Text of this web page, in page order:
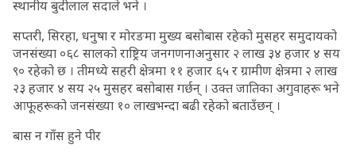
स्थानीय बुदीलाल सदाले भने ।
सप्तरी, सिरहा, धनुषा र मोरङमा मुख्य बसोबास रहेको मुसहर समुदायको
जनसंख्या ०६८ सालको राष्ट्रिय जनगणनाअनुसार २ लाख ३४ हजार ४ सय
९० रहेको छ । तीमध्ये सहरी क्षेत्रमा ११ हजार ६५ र ग्रामीण क्षेत्रमा २ लाख
२३ हजार ४ सय २५ मुसहर बसोबास गर्छन् । उक्त जातिका अगुवाहरू भने
आफूहरूको जनसंख्या १० लाखभन्दा बढी रहेको बताउँछन् ।
बास न गाँस हुने पीर